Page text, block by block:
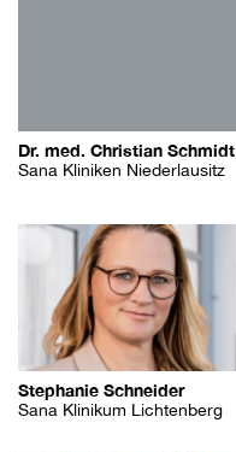
Dr. med. Christian Schmidt
Sana Kliniken Niederlausitz
Stephanie Schneider
Sana Klinikum Lichtenberg